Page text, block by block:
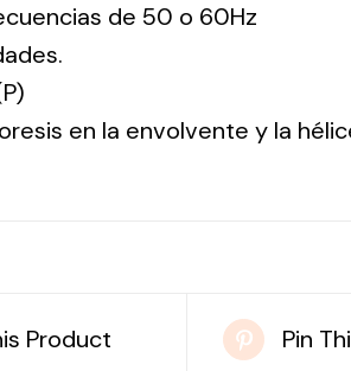
de 50 o 60Hz
en la envolvente y la
Product Pin